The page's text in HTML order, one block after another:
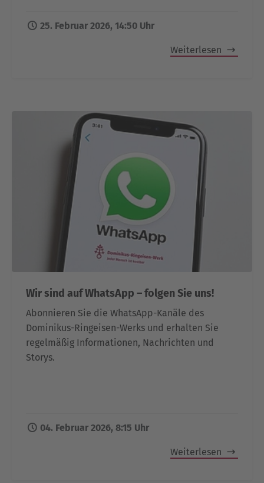
25. Februar 2026, 14:50 Uhr
Weiterlesen
Wir sind auf WhatsApp – folgen Sie uns!
Abonnieren Sie die WhatsApp-Kanäle des
Dominikus-Ringeisen-Werks und erhalten Sie
regelmäßig Informationen, Nachrichten und
Storys.
04. Februar 2026, 8:15 Uhr
Weiterlesen